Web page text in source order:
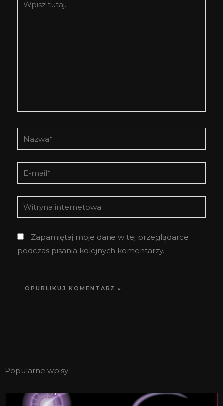
tutaj..
Nazwa*
E-
mail*
Witryna
internetowa
Zapamiętaj moje dane w tej przeglądarce
podczas pisania kolejnych komentarzy.
Popularne wpisy